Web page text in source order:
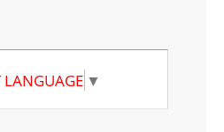
LANGUAGE ▼